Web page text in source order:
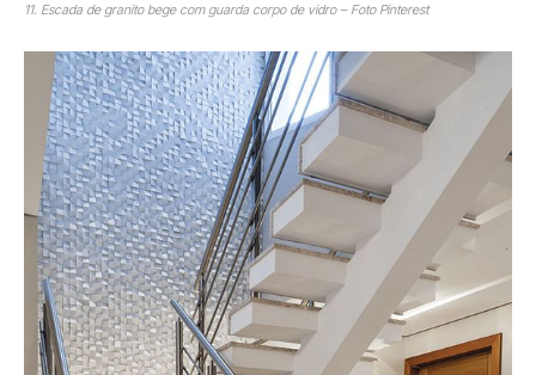
11. Escada de granito bege com guarda corpo de vidro – Foto Pinterest